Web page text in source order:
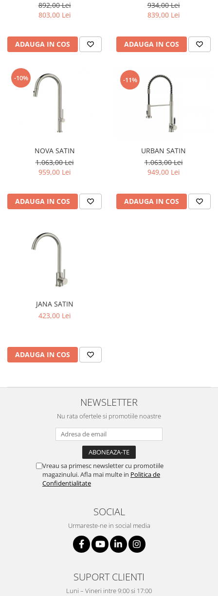
892,00 Lei
803,00 Lei
ADAUGA IN COS
934,00 Lei
839,00 Lei
ADAUGA IN COS
-10%
NOVA SATIN
1.063,00 Lei
959,00 Lei
ADAUGA IN COS
-11%
URBAN SATIN
1.063,00 Lei
949,00 Lei
ADAUGA IN COS
JANA SATIN
423,00 Lei
ADAUGA IN COS
NEWSLETTER
Nu rata ofertele si promotiile noastre
Vreau sa primesc newsletter cu promotiile
magazinului. Afla mai multe in Politica de
Confidentialitate
SOCIAL
Urmareste-ne in social media
SUPORT CLIENTI
Luni – Vineri intre 9:00 si 17:00